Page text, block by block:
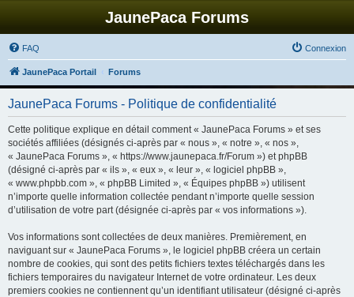
JaunePaca Forums
FAQ Connexion
JaunePaca Portail Forums
JaunePaca Forums - Politique de confidentialité
Cette politique explique en détail comment « JaunePaca Forums » et ses
sociétés affiliées (désignés ci-après par « nous », « notre », « nos »,
« JaunePaca Forums », « https://www.jaunepaca.fr/Forum ») et phpBB
(désigné ci-après par « ils », « eux », « leur », « logiciel phpBB »,
« www.phpbb.com », « phpBB Limited », « Équipes phpBB ») utilisent
n’importe quelle information collectée pendant n’importe quelle session
d’utilisation de votre part (désignée ci-après par « vos informations »).
Vos informations sont collectées de deux manières. Premièrement, en
naviguant sur « JaunePaca Forums », le logiciel phpBB créera un certain
nombre de cookies, qui sont des petits fichiers textes téléchargés dans les
fichiers temporaires du navigateur Internet de votre ordinateur. Les deux
premiers cookies ne contiennent qu’un identifiant utilisateur (désigné ci-après